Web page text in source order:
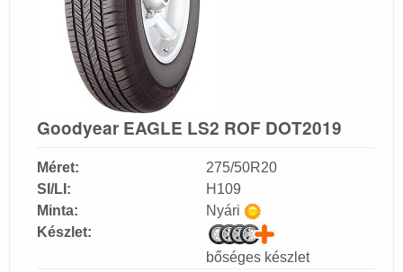
Goodyear EAGLE LS2 ROF DOT2019
Méret:
SI/LI:
Minta:
Készlet:
275/50R20
H109
Nyári
bőséges készlet